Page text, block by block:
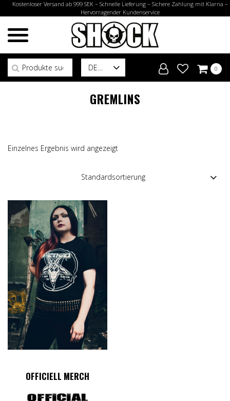
Kostenloser Versand ab 999 SEK – Schnelle Lieferung – Sichere Zahlung mit Klarna –
Hervorragender Kundenservice
DE
Suchen nach:
0
GREMLINS
Einzelnes Ergebnis wird angezeigt
OFFICIELL MERCH